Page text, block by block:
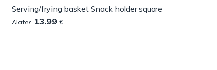
Serving/frying basket Snack holder square
Alates 13.99 €